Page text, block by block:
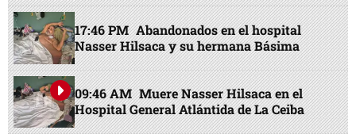
17:46 PM Abandonados en el hospital
Nasser Hilsaca y su hermana Básima
09:46 AM Muere Nasser Hilsaca en el
Hospital General Atlántida de La Ceiba